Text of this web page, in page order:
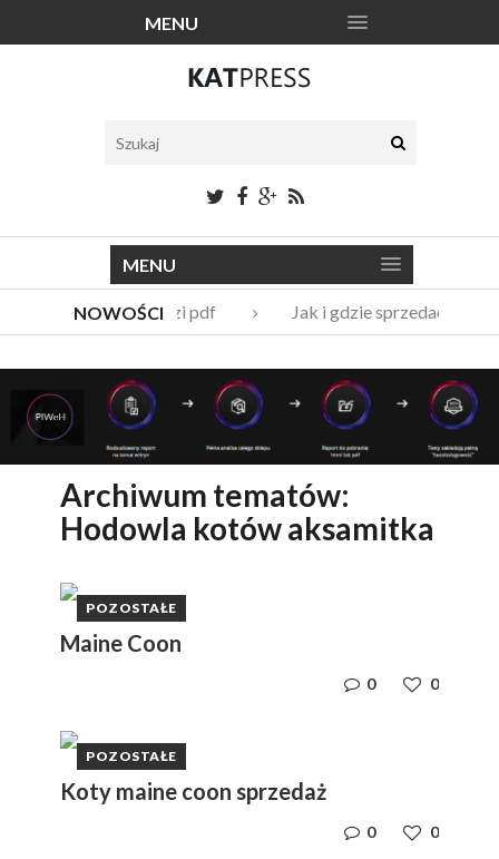
MENU
MENU
NOWOŚCI
Katalogi narzędzi pdf
Jak i gdzie sprzedać stare
Vito Bambino – kim jest nowy członek Męskie Granie
Archiwum tematów:
Hodowla kotów aksamitka
POZOSTAŁE
Maine Coon
0
0
POZOSTAŁE
Koty maine coon sprzedaż
0
0